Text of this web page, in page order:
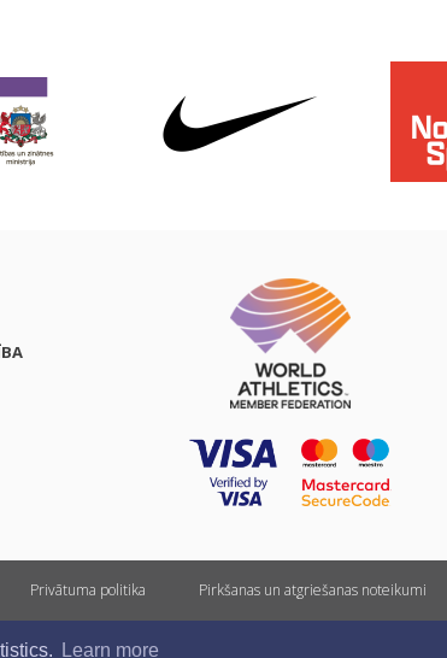
Learn more
Privātuma politika Pirkšanas un atgriešanas noteikumi
Pārpublicēšanas gadījumā saite uz athletics.lv ir obligāta.